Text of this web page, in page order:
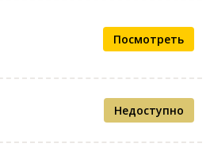
Посмотреть
Недоступно